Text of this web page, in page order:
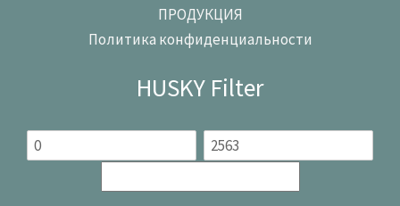
ПРОДУКЦИЯ
Политика конфиденциальности
HUSKY Filter